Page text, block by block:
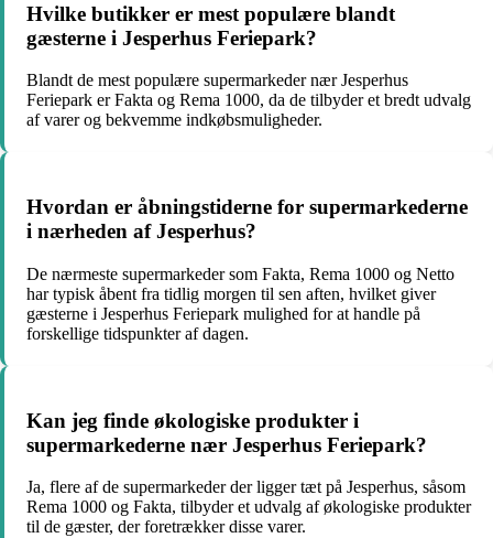
Hvilke butikker er mest populære blandt
gæsterne i Jesperhus Feriepark?
Blandt de mest populære supermarkeder nær Jesperhus
Feriepark er Fakta og Rema 1000, da de tilbyder et bredt udvalg
af varer og bekvemme indkøbsmuligheder.
Hvordan er åbningstiderne for supermarkederne
i nærheden af Jesperhus?
De nærmeste supermarkeder som Fakta, Rema 1000 og Netto
har typisk åbent fra tidlig morgen til sen aften, hvilket giver
gæsterne i Jesperhus Feriepark mulighed for at handle på
forskellige tidspunkter af dagen.
Kan jeg finde økologiske produkter i
supermarkederne nær Jesperhus Feriepark?
Ja, flere af de supermarkeder der ligger tæt på Jesperhus, såsom
Rema 1000 og Fakta, tilbyder et udvalg af økologiske produkter
til de gæster, der foretrækker disse varer.